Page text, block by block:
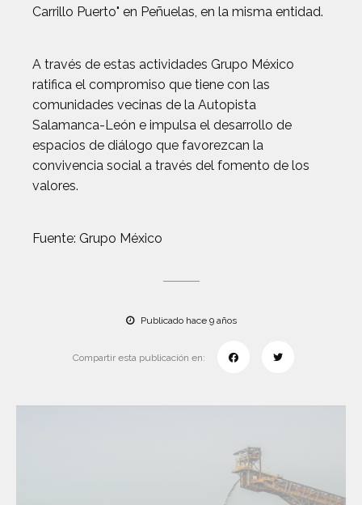
Carrillo Puerto" en Peñuelas, en la misma entidad.
A través de estas actividades Grupo México
ratifica el compromiso que tiene con las
comunidades vecinas de la Autopista
Salamanca-León e impulsa el desarrollo de
espacios de diálogo que favorezcan la
convivencia social a través del fomento de los
valores.
Fuente: Grupo México
Publicado hace 9 años
Compartir esta publicación en: